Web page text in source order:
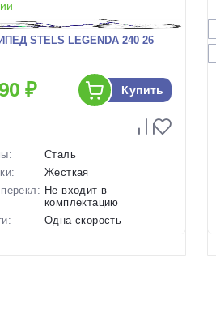
STELS LEGENDA 240 26
₽ Купить
Сталь
Жесткая
Не входит в
комплектацию
Одна скорость